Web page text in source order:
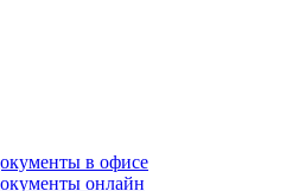
в офисе
онлайн